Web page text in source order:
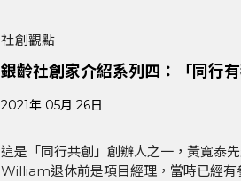
社創觀點
銀齡社創家介紹系列四：「同行
2021年 05月 26日
這是「同行共創」創辦人之一，黃寬泰先生 William 的社
William退休前是項目經理，當時已經有